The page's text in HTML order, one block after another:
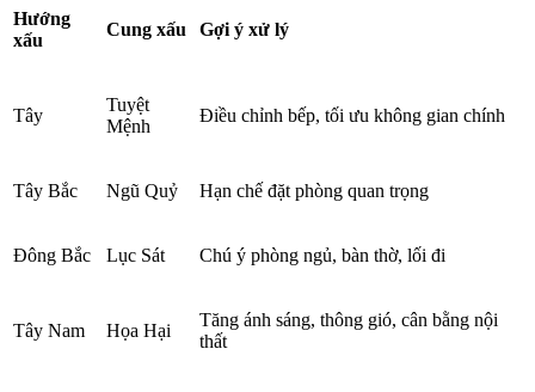
Hướng
xấu
Cung xấu Gợi ý xử lý
Tây
Tuyệt
Mệnh
Điều chỉnh bếp, tối ưu không gian chính
Tây Bắc Ngũ Quỷ Hạn chế đặt phòng quan trọng
Đông Bắc Lục Sát Chú ý phòng ngủ, bàn thờ, lối đi
Tây Nam Họa Hại
Tăng ánh sáng, thông gió, cân bằng nội
thất